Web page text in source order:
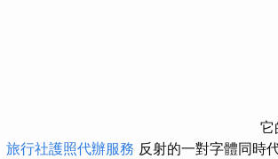
它
旅行社護照代辦服務 反射的一對字體同時